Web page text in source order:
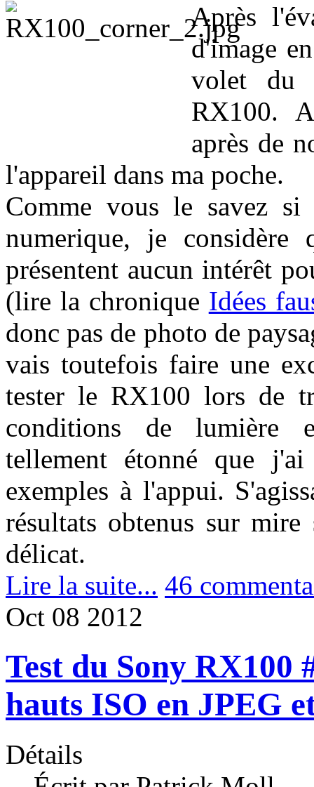
Après
d'image
volet du
RX100.
après de
l'appareil dans ma poche.
Comme vous le savez si
numerique, je
présentent aucun intérêt
(lire la chronique Idées
donc pas de photo de
vais toutefois faire une
tester le RX100 lors de
conditions de lumière
tellement étonné que
exemples à l'appui.
résultats obtenus sur
délicat.
Lire la suite... 46
Oct 08 2012
Test du Sony
hauts ISO en JPEG
Détails